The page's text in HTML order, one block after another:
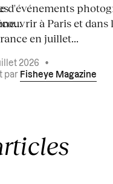
d'événements
à Paris et dans
en juillet...
2026
•
par Fisheye Magazine